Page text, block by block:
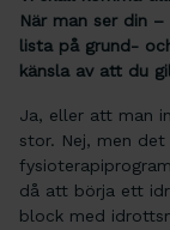
När man ser din
lista på grund-
känsla av att du
Ja, eller att man
stor. Nej, men
då att börja ett
block med